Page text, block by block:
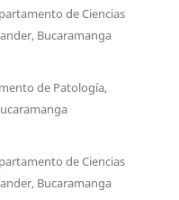
de Ciencias
Bucaramanga
de Patología,
de Ciencias
Bucaramanga